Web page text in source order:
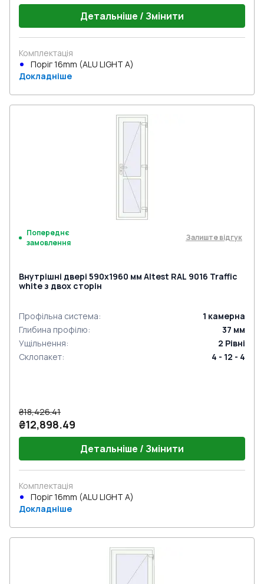
Детальніше / Змінити
Комплектація
Поріг 16mm (ALU LIGHT A)
Докладніше
Попереднє
замовлення
Залиште відгук
Внутрішні двері 590x1960 мм Altest RAL 9016 Traffic
white з двох сторін
Профільна система: 1 камерна
Глибина профілю: 37 мм
Ущільнення: 2 Рівні
Склопакет: 4 - 12 - 4
₴18,426.41
₴12,898.49
Детальніше / Змінити
Комплектація
Поріг 16mm (ALU LIGHT A)
Докладніше